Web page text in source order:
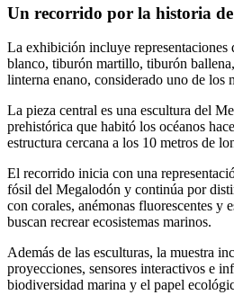
Un recorrido por la historia
La exhibición incluye representaciones
blanco, tiburón martillo, tiburón
linterna enano, considerado uno de los
La pieza central es una escultura del
prehistórica que habitó los océanos
estructura cercana a los 10 metros de
El recorrido inicia con una
fósil del Megalodón y continúa por
con corales, anémonas fluorescentes y
buscan recrear ecosistemas marinos.
Además de las esculturas, la muestra
proyecciones, sensores interactivos e
biodiversidad marina y el papel